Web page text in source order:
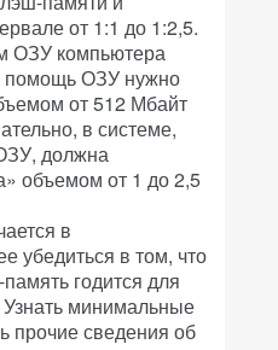
от 1:1 до 1:2,5.
ОЗУ компьютера
помощь ОЗУ нужно
от 512 Мбайт
в системе,
должна
объемом от 1 до 2,5
в
убедиться в том, что
годится для
минимальные
прочие сведения об